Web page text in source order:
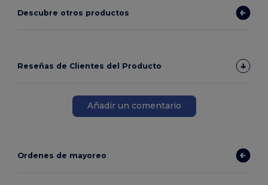
Descubre otros productos
Reseñas de Clientes del Producto
Añadir un comentario
Ordenes de mayoreo